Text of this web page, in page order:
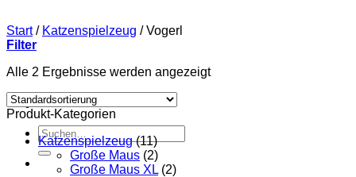
Suchen
nach:
Start / Katzenspielzeug /Vogerl
Filter
Alle 2 Ergebnisse werden angezeigt
Produkt-Kategorien
Katzenspielzeug (11)
Große Maus (2)
Große Maus XL (2)